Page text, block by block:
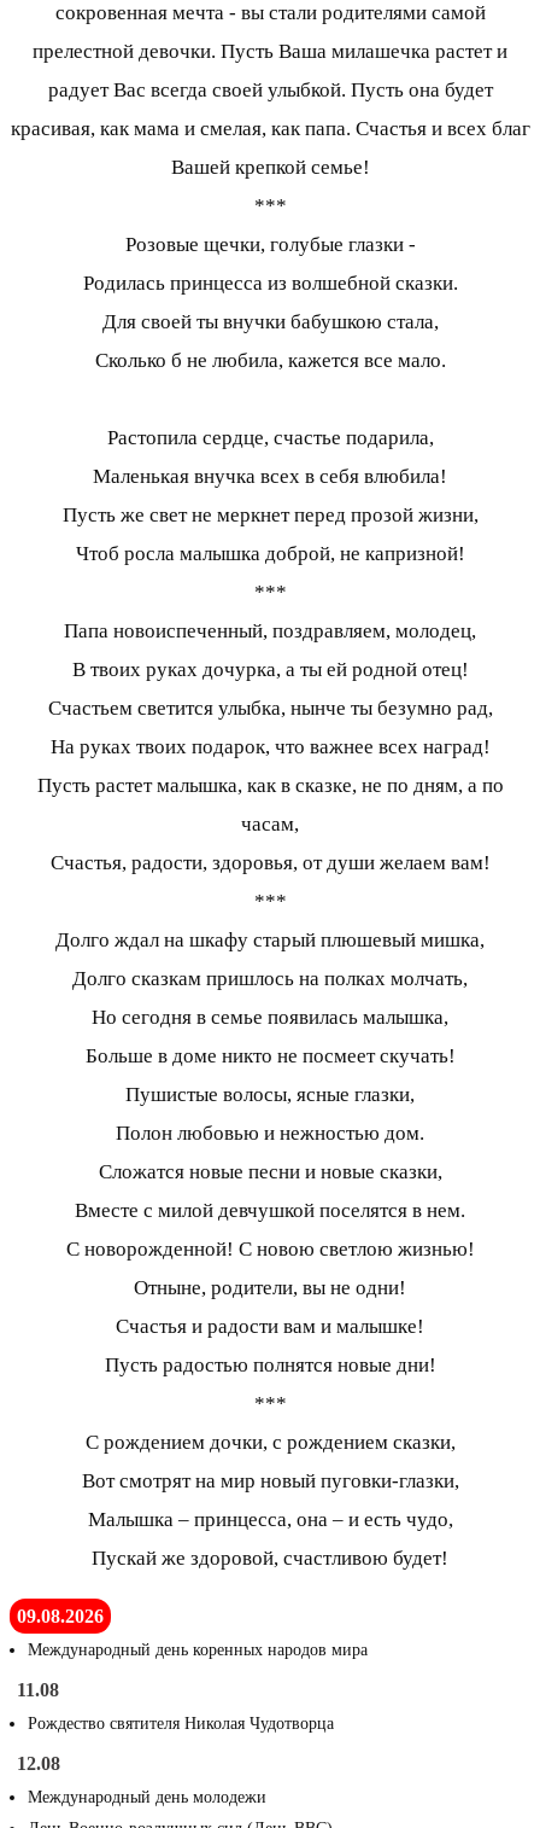
сокровенная мечта - вы стали родителями самой
прелестной девочки. Пусть Ваша милашечка растет и
радует Вас всегда своей улыбкой. Пусть она будет
красивая, как мама и смелая, как папа. Счастья и всех благ
Вашей крепкой семье!
***
Розовые щечки, голубые глазки -
Родилась принцесса из волшебной сказки.
Для своей ты внучки бабушкою стала,
Сколько б не любила, кажется все мало.
Растопила сердце, счастье подарила,
Маленькая внучка всех в себя влюбила!
Пусть же свет не меркнет перед прозой жизни,
Чтоб росла малышка доброй, не капризной!
***
Папа новоиспеченный, поздравляем, молодец,
В твоих руках дочурка, а ты ей родной отец!
Счастьем светится улыбка, нынче ты безумно рад,
На руках твоих подарок, что важнее всех наград!
Пусть растет малышка, как в сказке, не по дням, а по
часам,
Счастья, радости, здоровья, от души желаем вам!
***
Долго ждал на шкафу старый плюшевый мишка,
Долго сказкам пришлось на полках молчать,
Но сегодня в семье появилась малышка,
Больше в доме никто не посмеет скучать!
Пушистые волосы, ясные глазки,
Полон любовью и нежностью дом.
Сложатся новые песни и новые сказки,
Вместе с милой девчушкой поселятся в нем.
С новорожденной! С новою светлою жизнью!
Отныне, родители, вы не одни!
Счастья и радости вам и малышке!
Пусть радостью полнятся новые дни!
***
С рождением дочки, с рождением сказки,
Вот смотрят на мир новый пуговки-глазки,
Малышка – принцесса, она – и есть чудо,
Пускай же здоровой, счастливою будет!
09.08.2026
Международный день коренных народов мира
11.08
Рождество святителя Николая Чудотворца
12.08
Международный день молодежи